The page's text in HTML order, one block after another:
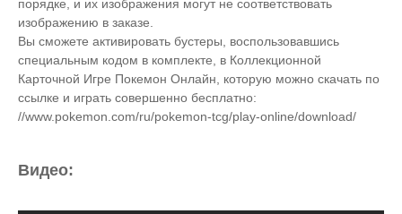
порядке, и их изображения могут не соответствовать
изображению в заказе.
Вы сможете активировать бустеры, воспользовавшись
специальным кодом в комплекте, в Коллекционной
Карточной Игре Покемон Онлайн, которую можно скачать по
ссылке и играть совершенно бесплатно:
//www.pokemon.com/ru/pokemon-tcg/play-online/download/
Видео: